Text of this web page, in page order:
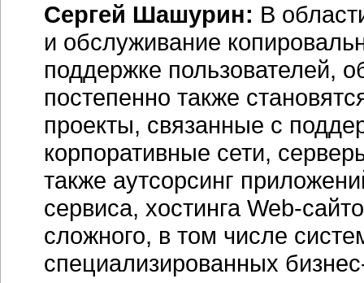
Сергей Шашурин: В
и обслуживание
поддержке пользователей,
постепенно также
проекты, связанные с
корпоративные сети,
также аутсорсинг
сервиса, хостинга Web-
сложного, в том числе
специализированных